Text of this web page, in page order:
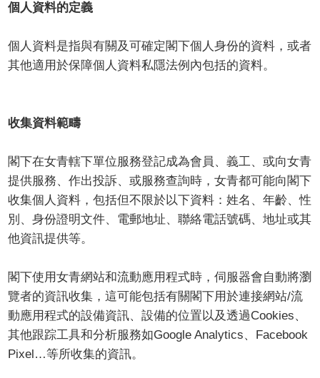
個人資料的定義
個人資料是指與有關及可確定閣下個人身份的資料，或者
其他適用於保障個人資料私隱法例內包括的資料。
收集資料範疇
閣下在女青轄下單位服務登記成為會員、義工、或向女青
提供服務、作出投訴、或服務查詢時，女青都可能向閣下
收集個人資料，包括但不限於以下資料：姓名、年齡、性
別、身份證明文件、電郵地址、聯絡電話號碼、地址或其
他資訊提供等。
閣下使用女青網站和流動應用程式時，伺服器會自動將瀏
覽者的資訊收集，這可能包括有關閣下用於連接網站/流
動應用程式的設備資訊、設備的位置以及透過Cookies、
其他跟踪工具和分析服務如Google Analytics、Facebook
Pixel…等所收集的資訊。